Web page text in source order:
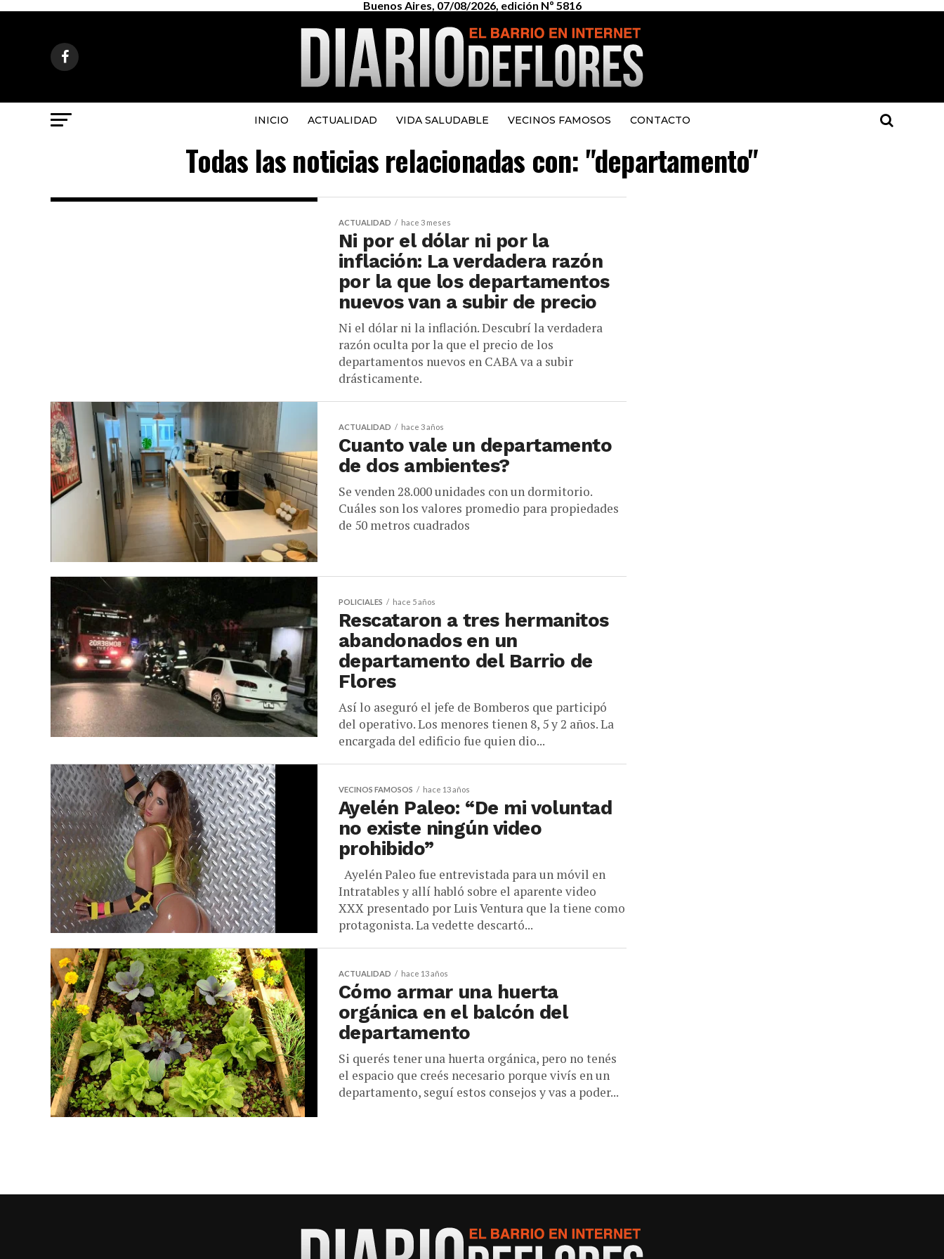
Buenos Aires, 07/08/2026, edición Nº 5816
INICIO ACTUALIDAD VIDA SALUDABLE VECINOS FAMOSOS CONTACTO
Todas las noticias relacionadas con: "departamento"
ACTUALIDAD hace 3 meses
Ni por el dólar ni por la
inflación: La verdadera razón
por la que los departamentos
nuevos van a subir de precio
Ni el dólar ni la inflación. Descubrí la verdadera
razón oculta por la que el precio de los
departamentos nuevos en CABA va a subir
drásticamente.
ACTUALIDAD hace 3 años
Cuanto vale un departamento
de dos ambientes?
Se venden 28.000 unidades con un dormitorio.
Cuáles son los valores promedio para propiedades
de 50 metros cuadrados
POLICIALES hace 5 años
Rescataron a tres hermanitos
abandonados en un
departamento del Barrio de
Flores
Así lo aseguró el jefe de Bomberos que participó
del operativo. Los menores tienen 8, 5 y 2 años. La
encargada del edificio fue quien dio...
VECINOS FAMOSOS hace 13 años
Ayelén Paleo: “De mi voluntad
no existe ningún video
prohibido”
Ayelén Paleo fue entrevistada para un móvil en
Intratables y allí habló sobre el aparente video
XXX presentado por Luis Ventura que la tiene como
protagonista. La vedette descartó...
ACTUALIDAD hace 13 años
Cómo armar una huerta
orgánica en el balcón del
departamento
Si querés tener una huerta orgánica, pero no tenés
el espacio que creés necesario porque vivís en un
departamento, seguí estos consejos y vas a poder...